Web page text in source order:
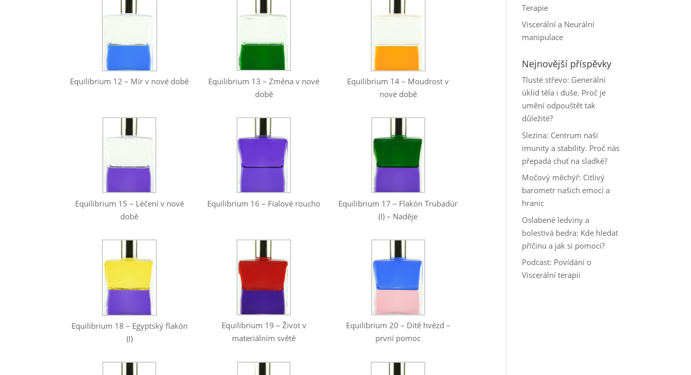
Equilibrium 12 – Mír v nové době
Equilibrium 13 – Změna v nové
době
Equilibrium 14 – Moudrost v
nové době
Equilibrium 15 – Léčení v nové
době
Equilibrium 16 – Fialové roucho
Equilibrium 17 – Flakón Trubadúr
(I) – Naděje
Equilibrium 18 – Egyptský flakón
(I)
Equilibrium 19 – Život v
materiálním světě
Equilibrium 20 – Dítě hvězd –
první pomoc
Terapie
Viscerální a Neurální
manipulace
Nejnovější příspěvky
Tlusté střevo: Generální
úklid těla i duše. Proč je
umění odpouštět tak
důležité?
Slezina: Centrum naší
imunity a stability. Proč nás
přepadá chuť na sladké?
Močový měchýř: Citlivý
barometr našich emocí a
hranic
Oslabené ledviny a
bolestivá bedra: Kde hledat
příčinu a jak si pomoci?
Podcast: Povídání o
Viscerální terapii